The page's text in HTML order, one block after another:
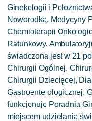
Ginekologii i
Noworodka, Medycyny
Chemioterapii
Ratunkowy.
świadczona jest w 21
Chirurgii Ogólnej,
Chirurgii Dziecięcej,
Gastroenterologicznej,
funkcjonuje Poradnia
miejscem udzielania